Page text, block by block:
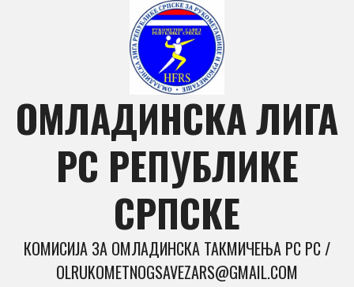
ОМЛАДИНСКА ЛИГА
РС РЕПУБЛИКЕ
СРПСКЕ
КОМИСИЈА ЗА ОМЛАДИНСКА ТАКМИЧЕЊА РС РС /
OLRUKOMETNOGSAVEZARS@GMAIL.COM